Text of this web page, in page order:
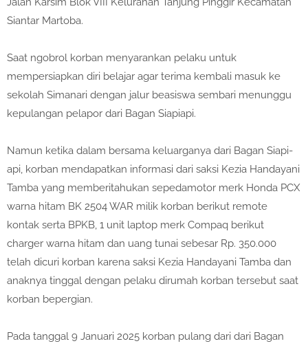
Siantar Martoba.
Saat ngobrol korban menyarankan pelaku untuk
mempersiapkan diri belajar agar terima kembali masuk ke
sekolah Simanari dengan jalur beasiswa sembari menunggu
kepulangan pelapor dari Bagan Siapiapi.
Namun ketika dalam bersama keluarganya dari Bagan Siapi-
api, korban mendapatkan informasi dari saksi Kezia Handayani
Tamba yang memberitahukan sepedamotor merk Honda PCX
warna hitam BK 2504 WAR milik korban berikut remote
kontak serta BPKB, 1 unit laptop merk Compaq berikut
charger warna hitam dan uang tunai sebesar Rp. 350.000
telah dicuri korban karena saksi Kezia Handayani Tamba dan
anaknya tinggal dengan pelaku dirumah korban tersebut saat
korban bepergian.
Pada tanggal 9 Januari 2025 korban pulang dari dari Bagan